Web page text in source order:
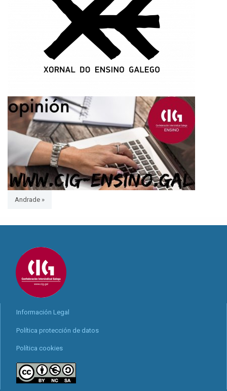
Andrade »
Información Legal
Política protección de datos
Política cookies